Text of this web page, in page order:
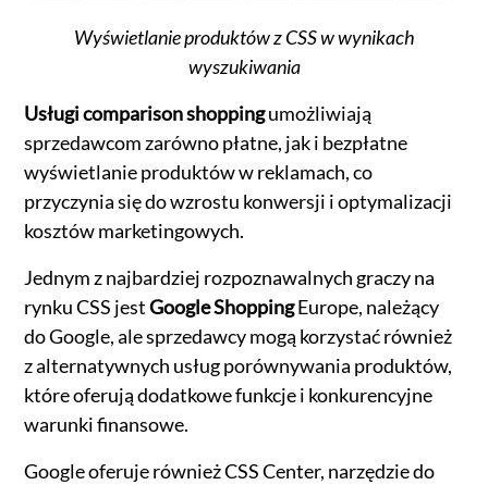
Wyświetlanie produktów z CSS w wynikach
wyszukiwania
Usługi comparison shoppingumożliwiają
sprzedawcom zarówno płatne, jak i bezpłatne
wyświetlanie produktów w reklamach, co
przyczynia się do wzrostu konwersji i optymalizacji
kosztów marketingowych.
Jednym z najbardziej rozpoznawalnych graczy na
rynku CSS jestGoogle ShoppingEurope, należący
do Google, ale sprzedawcy mogą korzystać również
z alternatywnych usług porównywania produktów,
które oferują dodatkowe funkcje i konkurencyjne
warunki finansowe.
Google oferuje również CSS Center, narzędzie do